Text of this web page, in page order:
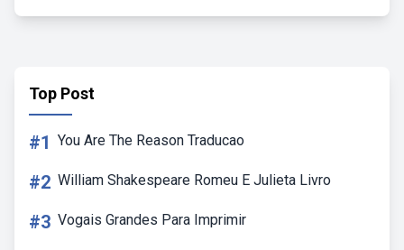
Top Post
#1 You Are The Reason Traducao
#2 William Shakespeare Romeu E Julieta Livro
#3 Vogais Grandes Para Imprimir